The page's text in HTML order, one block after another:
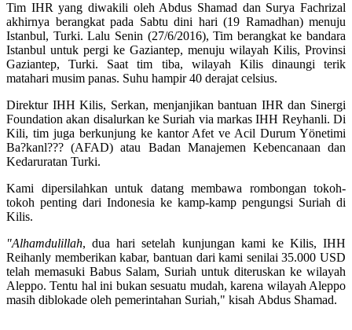
Tim IHR yang diwakili oleh Abdus Shamad dan Surya Fachrizal
akhirnya berangkat pada Sabtu dini hari (19 Ramadhan) menuju
Istanbul, Turki. Lalu Senin (27/6/2016), Tim berangkat ke bandara
Istanbul untuk pergi ke Gaziantep, menuju wilayah Kilis, Provinsi
Gaziantep, Turki. Saat tim tiba, wilayah Kilis dinaungi terik
matahari musim panas. Suhu hampir 40 derajat celsius.
Direktur IHH Kilis, Serkan, menjanjikan bantuan IHR dan Sinergi
Foundation akan disalurkan ke Suriah via markas IHH Reyhanli. Di
Kili, tim juga berkunjung ke kantor Afet ve Acil Durum Yönetimi
Ba?kanl??? (AFAD) atau Badan Manajemen Kebencanaan dan
Kedaruratan Turki.
Kami dipersilahkan untuk datang membawa rombongan tokoh-
tokoh penting dari Indonesia ke kamp-kamp pengungsi Suriah di
Kilis.
"Alhamdulillah, dua hari setelah kunjungan kami ke Kilis, IHH
Reihanly memberikan kabar, bantuan dari kami senilai 35.000 USD
telah memasuki Babus Salam, Suriah untuk diteruskan ke wilayah
Aleppo. Tentu hal ini bukan sesuatu mudah, karena wilayah Aleppo
masih diblokade oleh pemerintahan Suriah," kisah Abdus Shamad.